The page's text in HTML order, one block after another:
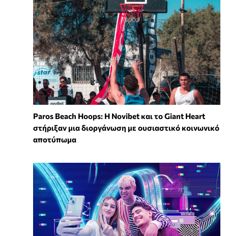
Paros Beach Hoops: Η Novibet και το Giant Heart
στήριξαν μια διοργάνωση με ουσιαστικό κοινωνικό
αποτύπωμα